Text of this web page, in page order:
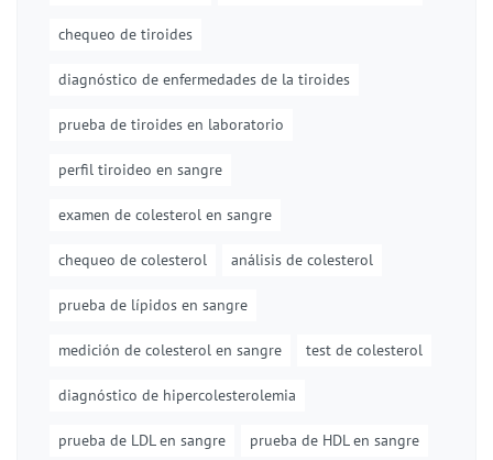
chequeo de tiroides
diagnóstico de enfermedades de la tiroides
prueba de tiroides en laboratorio
perfil tiroideo en sangre
examen de colesterol en sangre
chequeo de colesterol análisis de colesterol
prueba de lípidos en sangre
medición de colesterol en sangre test de colesterol
diagnóstico de hipercolesterolemia
prueba de LDL en sangre prueba de HDL en sangre